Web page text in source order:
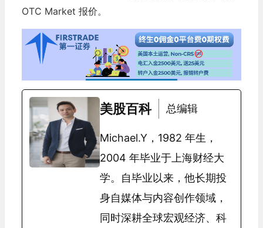
OTC Market 报价。
美股百科 总编辑
Michael.Y，1982 年生，
2004 年毕业于上海财经大
学。自毕业以来，他长期投
身自媒体与内容创作领域，
同时深耕全球宏观经济、科